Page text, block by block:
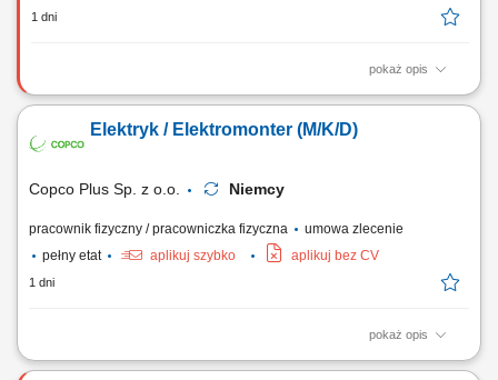
1 dni
pokaż opis
Opis stanowiska Realizacja prac elektrycznych przy inwestycjach
Instalacja transformatorów i urządzeń technologicznych. Wykonywanie
tras kablowych oraz podłączanie instalacji przemysłowych. Montaż
Elektryk / Elektromonter (M/K/D)
Copco Plus Sp. z o.o. Niemcy
pracownik fizyczny / pracowniczka fizyczna
umowa zlecenie
pełny etat
aplikuj szybko aplikuj bez CV
1 dni
pokaż opis
Obowiązki: Montaż instalacji elektrycznych w obiektach przemysłowych